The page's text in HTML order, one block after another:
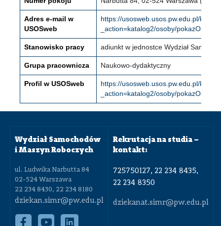
Adres e-mail w
USOSweb
https://usosweb.usos.pw.edu.pl/
_action=katalog2/osoby/
Stanowisko pracy adiunkt w jednostce Wydział
Grupa pracownicza Naukowo-dydaktyczny
Profil w USOSweb
https://usosweb.usos.pw.edu.pl/
_action=katalog2/osoby/
Wydział Samochodów
i Maszyn Roboczych
ul. Ludwika Narbutta 84
02-524 Warszawa
22 234 8430, 22 234 8180
dziekan.simr@pw.edu.pl
Rekrutacja na studia –
kontakt:
725750127, 22 234 8435,
22 234 8350
dziekanat.simr@pw.edu.pl